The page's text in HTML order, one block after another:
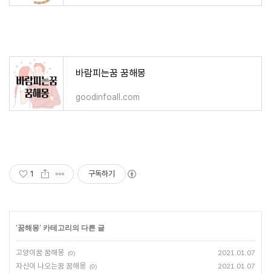
바람피는꿈 꿈해몽
goodinfoall.com
1 구독하기
'꿈해몽' 카테고리의 다른 글
고양이꿈 꿈해몽 (0) 2021.01.07
자신이 나오는꿈 꿈해몽 (0) 2021.01.07